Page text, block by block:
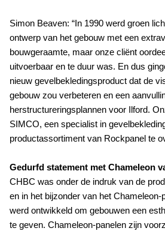
Simon Beaven: “In 1990 werd groen
ontwerp van het gebouw met een
bouwgeraamte, maar onze cliënt
uitvoerbaar en te duur was. En dus
nieuw gevelbekledingsproduct dat de
gebouw zou verbeteren en een
herstructureringsplannen voor Ilford.
SIMCO, een specialist in
productassortiment van Rockpanel te
Gedurfd statement met Chameleon
CHBC was onder de indruk van de
en in het bijzonder van het Chameleon-
werd ontwikkeld om gebouwen een
te geven. Chameleon-panelen zijn